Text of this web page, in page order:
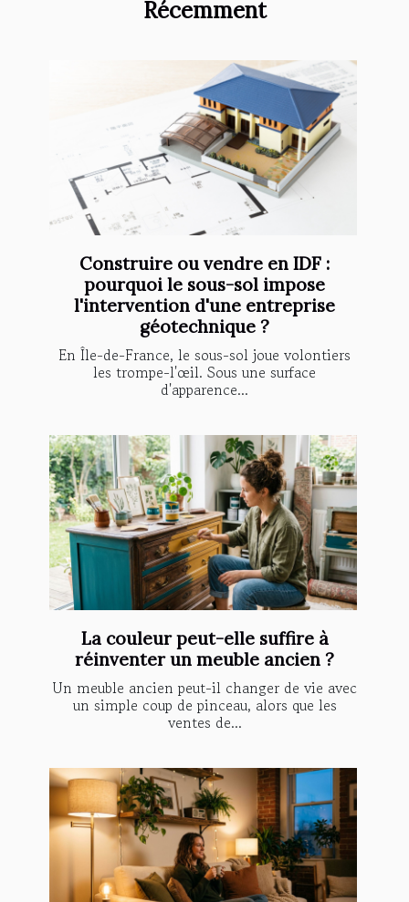
Récemment
Construire ou vendre en IDF :
pourquoi le sous-sol impose
l'intervention d'une entreprise
géotechnique ?
En Île-de-France, le sous-sol joue volontiers
les trompe-l'œil. Sous une surface
d'apparence...
La couleur peut-elle suffire à
réinventer un meuble ancien ?
Un meuble ancien peut-il changer de vie avec
un simple coup de pinceau, alors que les
ventes de...